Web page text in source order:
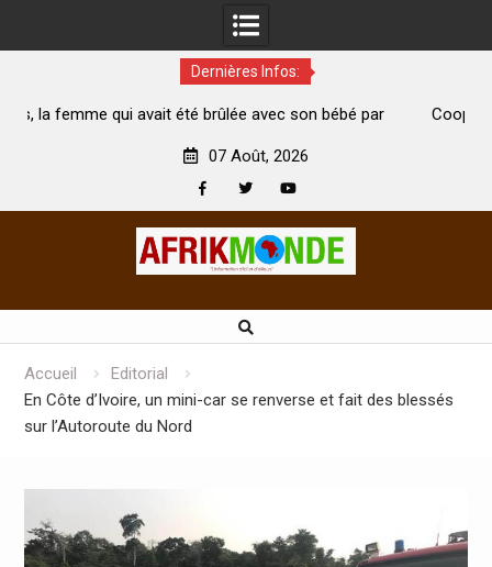
Dernières Infos:
brûlée avec son bébé par
Coopération: Le ministre Indien
07 Août, 2026
Accueil
Editorial
En Côte d’Ivoire, un mini-car se renverse et fait des blessés
sur l’Autoroute du Nord